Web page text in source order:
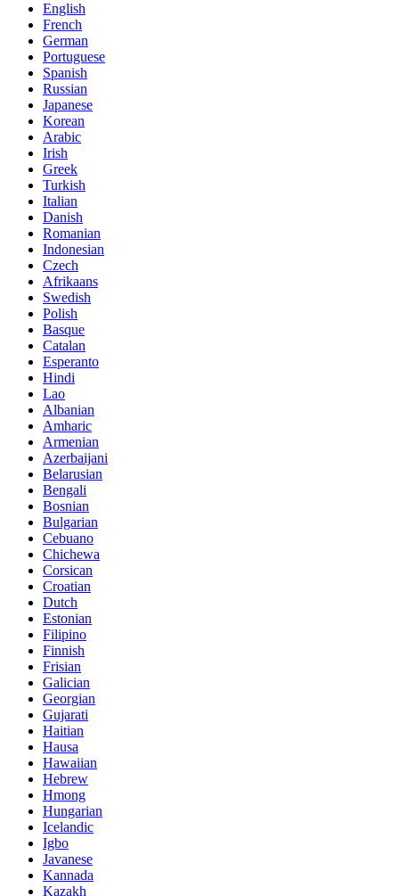
English
French
German
Portuguese
Spanish
Russian
Japanese
Korean
Arabic
Irish
Greek
Turkish
Italian
Danish
Romanian
Indonesian
Czech
Afrikaans
Swedish
Polish
Basque
Catalan
Esperanto
Hindi
Lao
Albanian
Amharic
Armenian
Azerbaijani
Belarusian
Bengali
Bosnian
Bulgarian
Cebuano
Chichewa
Corsican
Croatian
Dutch
Estonian
Filipino
Finnish
Frisian
Galician
Georgian
Gujarati
Haitian
Hausa
Hawaiian
Hebrew
Hmong
Hungarian
Icelandic
Igbo
Javanese
Kannada
Kazakh